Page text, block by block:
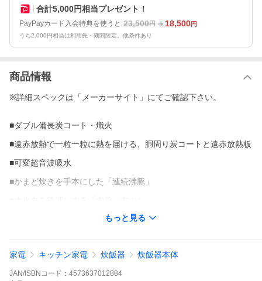
合計5,000円相当プレゼント！
PayPayカード入会特典を使うと 23,500円 18,500円
うち2,000円相当は利用先・期間限定。他条件あり
商品情報
※詳細スペックは「メーカーサイト」にてご確認下さい。
■ダブル備長炭コート・熾火
■遠赤放熱で一粒一粒に熱を届ける、胴周り炭コートと遠赤放熱板
■可変超音波吸水
■かまど炊きを手本にした「連続沸騰」
■繊細な火加減のコントロール「ダイレクトセンサー」
[関連商品]NJ-VP10、NJ-VP10G、NJ-VV10F、NJ-VX10F、NJ-SV
※詳細スペックは「メーカーサイト」にてご確認下さい。
もっと見る
家電 キッチン家電 炊飯器 炊飯器本体
JAN/ISBNコード： 4573637012884